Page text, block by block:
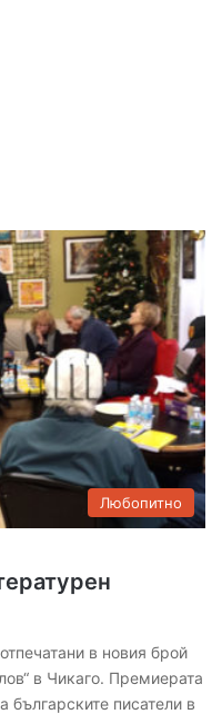
Любопитно
в новия брой
в Чикаго. Премиерата
българските писатели в